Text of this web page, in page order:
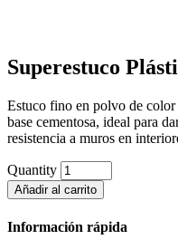
Superestuco
Estuco fino en polvo de
base cementosa, ideal para
resistencia a muros en
Quantity
Añadir al carrito
Información rápida